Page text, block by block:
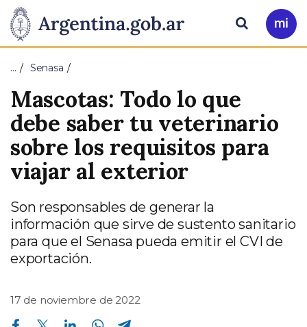
Presidencia
de
la
Nación
Pasar al contenido principal
Ir
a
Buscar
… Senasa
Mascotas: Todo lo que
debe saber tu veterinario
sobre los requisitos para
viajar al exterior
Son responsables de generar la
información que sirve de sustento sanitario
para que el Senasa pueda emitir el CVI de
exportación.
17 de noviembre de 2022
Compartir en Facebook Compartir en Twitter Compartir en Linkedin Compartir en Whatsapp